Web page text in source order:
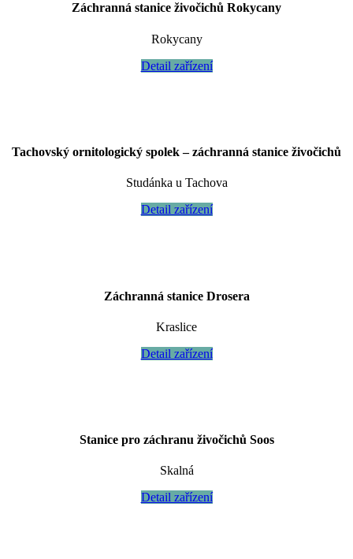
Záchranná stanice živočichů Rokycany
Rokycany
Detail zařízení
Tachovský ornitologický spolek – záchranná stanice živočichů
Studánka u Tachova
Detail zařízení
Záchranná stanice Drosera
Kraslice
Detail zařízení
Stanice pro záchranu živočichů Soos
Skalná
Detail zařízení